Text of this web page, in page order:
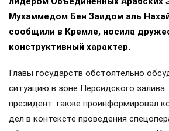
Мухаммедом Бен Заидом аль
сообщили в Кремле, носила
конструктивный характер.
Главы государств обстоятельно
ситуацию в зоне Персидского залива.
президент также проинформировал
дел в контексте проведения